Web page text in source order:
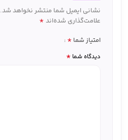
نشانی ایمیل شما منتشر نخواهد شد.
علامت‌گذاری شده‌اند *
امتیاز شما *
دیدگاه شما *